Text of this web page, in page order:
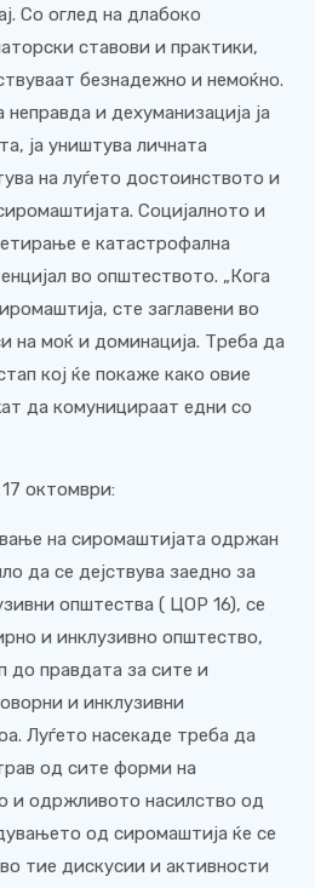
Со оглед на длабоко
ставови и практики,
безнадежно и немоќно.
и дехуманизација ја
ја уништува личната
на луѓето достоинството и
Социјалното и
е катастрофална
во општеството. „Кога
сте заглавени во
на моќ и доминација. Треба да
кој ќе покаже како овие
да комуницираат едни со
октомври:
на сиромаштијата одржан
да се дејствува заедно за
општества ( ЦОР 16), се
и инклузивно општество,
до правдата за сите и
и инклузивни
Луѓето насекаде треба да
од сите форми на
и одржливото насилство од
од сиромаштија ќе се
тие дискусии и активности